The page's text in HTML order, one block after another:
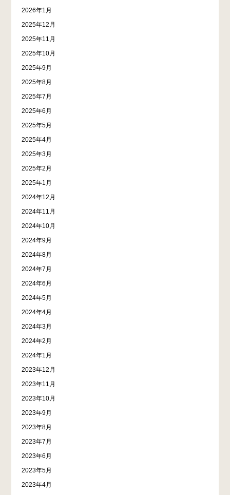
2026年1月
2025年12月
2025年11月
2025年10月
2025年9月
2025年8月
2025年7月
2025年6月
2025年5月
2025年4月
2025年3月
2025年2月
2025年1月
2024年12月
2024年11月
2024年10月
2024年9月
2024年8月
2024年7月
2024年6月
2024年5月
2024年4月
2024年3月
2024年2月
2024年1月
2023年12月
2023年11月
2023年10月
2023年9月
2023年8月
2023年7月
2023年6月
2023年5月
2023年4月